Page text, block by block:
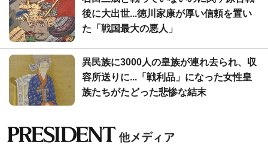
後に大出世...徳川家康が厚い信頼を置い
た「戦国最大の悪人」
異民族に3000人の皇族が連れ去られ、収
容所送りに...「戦利品」になった女性皇
族たちがたどった悲惨な結末